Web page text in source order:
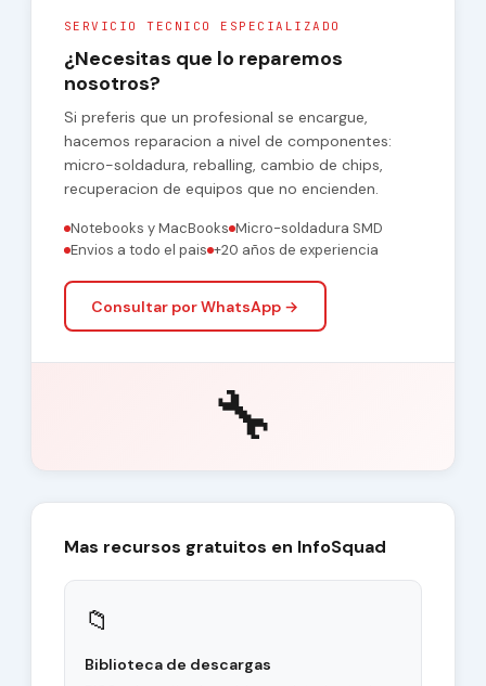
SERVICIO TECNICO ESPECIALIZADO
¿Necesitas que lo reparemos
nosotros?
Si preferis que un profesional se encargue,
hacemos reparacion a nivel de componentes:
micro-soldadura, reballing, cambio de chips,
recuperacion de equipos que no encienden.
Notebooks y MacBooks Micro-soldadura SMD
Envios a todo el pais +20 años de experiencia
Consultar por WhatsApp →
🔧
Mas recursos gratuitos en InfoSquad
📁
Biblioteca de descargas